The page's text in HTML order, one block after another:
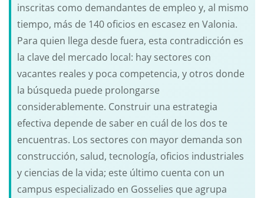
inscritas como demandantes de empleo y, al mismo
tiempo, más de 140 oficios en escasez en Valonia.
Para quien llega desde fuera, esta contradicción es
la clave del mercado local: hay sectores con
vacantes reales y poca competencia, y otros donde
la búsqueda puede prolongarse
considerablemente. Construir una estrategia
efectiva depende de saber en cuál de los dos te
encuentras. Los sectores con mayor demanda son
construcción, salud, tecnología, oficios industriales
y ciencias de la vida; este último cuenta con un
campus especializado en Gosselies que agrupa